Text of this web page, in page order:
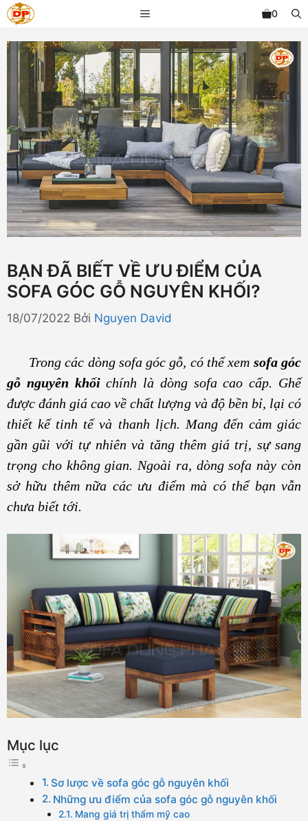
Chuyển
đến
nội
dung
MENU 0
BẠN ĐÃ BIẾT VỀ ƯU ĐIỂM CỦA
SOFA GÓC GỖ NGUYÊN KHỐI?
18/07/2022 Bởi Nguyen David
Trong các dòng sofa góc gỗ, có thể xem sofa góc
gỗ nguyên khốichính là dòng sofa cao cấp. Ghế
được đánh giá cao về chất lượng và độ bền bỉ, lại có
thiết kế tinh tế và thanh lịch. Mang đến cảm giác
gần gũi với tự nhiên và tăng thêm giá trị, sự sang
trọng cho không gian. Ngoài ra, dòng sofa này còn
sở hữu thêm nữa các ưu điểm mà có thể bạn vẫn
chưa biết tới.
Mục lục
Sơ lược về sofa góc gỗ nguyên khối
Những ưu điểm của sofa góc gỗ nguyên khối
Mang giá trị thẩm mỹ cao